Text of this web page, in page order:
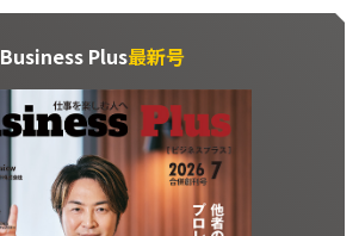
Business Plus最新号